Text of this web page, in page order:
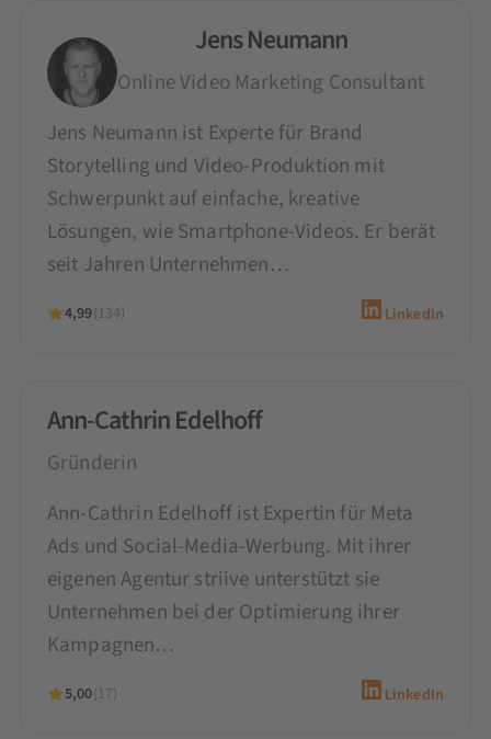
Jens Neumann
Online Video Marketing Consultant
Jens Neumann ist Experte für Brand
Storytelling und Video-Produktion mit
Schwerpunkt auf einfache, kreative
Lösungen, wie Smartphone-Videos. Er berät
seit Jahren Unternehmen…
4,99(134) LinkedIn
Ann-Cathrin Edelhoff
Gründerin
Ann-Cathrin Edelhoff ist Expertin für Meta
Ads und Social-Media-Werbung. Mit ihrer
eigenen Agentur striive unterstützt sie
Unternehmen bei der Optimierung ihrer
Kampagnen…
5,00(17) LinkedIn